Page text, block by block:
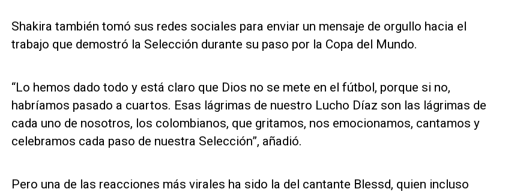
Shakira también tomó sus redes sociales para enviar un mensaje de orgullo hacia el
trabajo que demostró la Selección durante su paso por la Copa del Mundo.
“Lo hemos dado todo y está claro que Dios no se mete en el fútbol, porque si no,
habríamos pasado a cuartos. Esas lágrimas de nuestro Lucho Díaz son las lágrimas de
cada uno de nosotros, los colombianos, que gritamos, nos emocionamos, cantamos y
celebramos cada paso de nuestra Selección”, añadió.
Pero una de las reacciones más virales ha sido la del cantante Blessd, quien incluso